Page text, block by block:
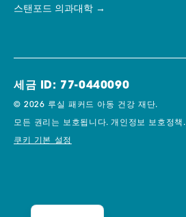
스탠포드 의과대학
세금 ID: 77-0440090
© 2026 루실 패커드 아동 건강 재단.
모든 권리는 보호됩니다.개인정보 보호정책.
쿠키 기본 설정